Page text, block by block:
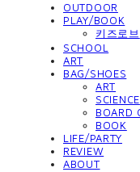
OUTDOOR
PLAY/BOOK
키즈로브
SCHOOL
ART
BAG/SHOES
ART
SCIENCE
BOARD
BOOK
LIFE/PARTY
REVIEW
ABOUT